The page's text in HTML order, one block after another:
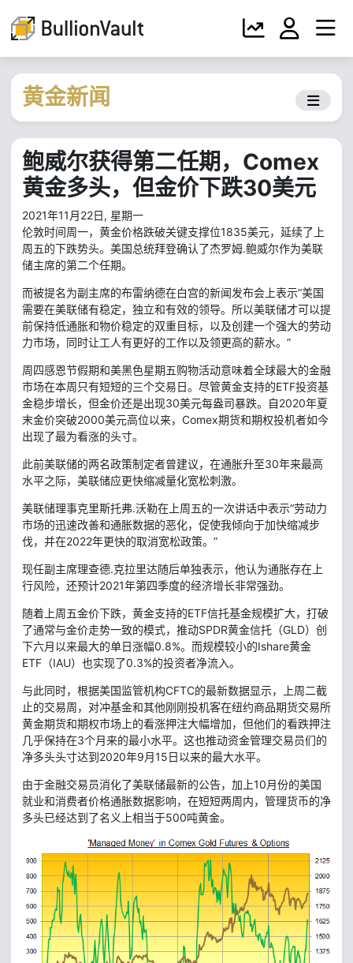
黄金新闻
鲍威尔获得第二任期，Comex
黄金多头，但金价下跌30美元
2021年11月22日, 星期一
伦敦时间周一，黄金价格跌破关键支撑位1835美元，延续了上
周五的下跌势头。美国总统拜登确认了杰罗姆.鲍威尔作为美联
储主席的第二个任期。
而被提名为副主席的布雷纳德在白宫的新闻发布会上表示“美国
需要在美联储有稳定，独立和有效的领导。所以美联储才可以提
前保持低通胀和物价稳定的双重目标，以及创建一个强大的劳动
力市场，同时让工人有更好的工作以及领更高的薪水。”
周四感恩节假期和美黑色星期五购物活动意味着全球最大的金融
市场在本周只有短短的三个交易日。尽管黄金支持的ETF投资基
金稳步增长，但金价还是出现30美元每盎司暴跌。自2020年夏
末金价突破2000美元高位以来，Comex期货和期权投机者如今
出现了最为看涨的头寸。
此前美联储的两名政策制定者曾建议，在通胀升至30年来最高
水平之际，美联储应更快缩减量化宽松刺激。
美联储理事克里斯托弗.沃勒在上周五的一次讲话中表示“劳动力
市场的迅速改善和通胀数据的恶化，促使我倾向于加快缩减步
伐，并在2022年更快的取消宽松政策。”
现任副主席理查德.克拉里达随后单独表示，他认为通胀存在上
行风险，还预计2021年第四季度的经济增长非常强劲。
随着上周五金价下跌，黄金支持的ETF信托基金规模扩大，打破
了通常与金价走势一致的模式，推动SPDR黄金信托（GLD）创
下六月以来最大的单日涨幅0.8%。而规模较小的Ishare黄金
ETF（IAU）也实现了0.3%的投资者净流入。
与此同时，根据美国监管机构CFTC的最新数据显示，上周二截
止的交易周，对冲基金和其他刚刚投机客在纽约商品期货交易所
黄金期货和期权市场上的看涨押注大幅增加，但他们的看跌押注
几乎保持在3个月来的最小水平。这也推动资金管理交易员们的
净多头头寸达到2020年9月15日以来的最大水平。
由于金融交易员消化了美联储最新的公告，加上10月份的美国
就业和消费者价格通胀数据影响，在短短两周内，管理货币的净
多头已经达到了名义上相当于500吨黄金。